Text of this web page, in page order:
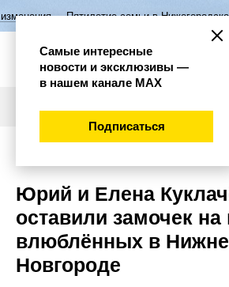
семьи в Нижегородской области Год
Юрий и Елена
оставили замочек на
влюблённых в
Новгороде
Самые интересные
новости и эксклюзивы —
в нашем канале МАХ
Подписаться